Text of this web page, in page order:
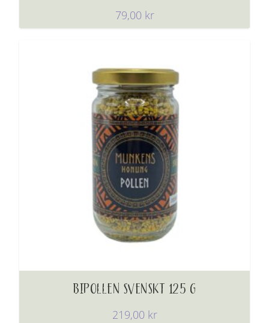
79,00 kr
BIPOLLEN SVENSKT 125 G
219,00 kr